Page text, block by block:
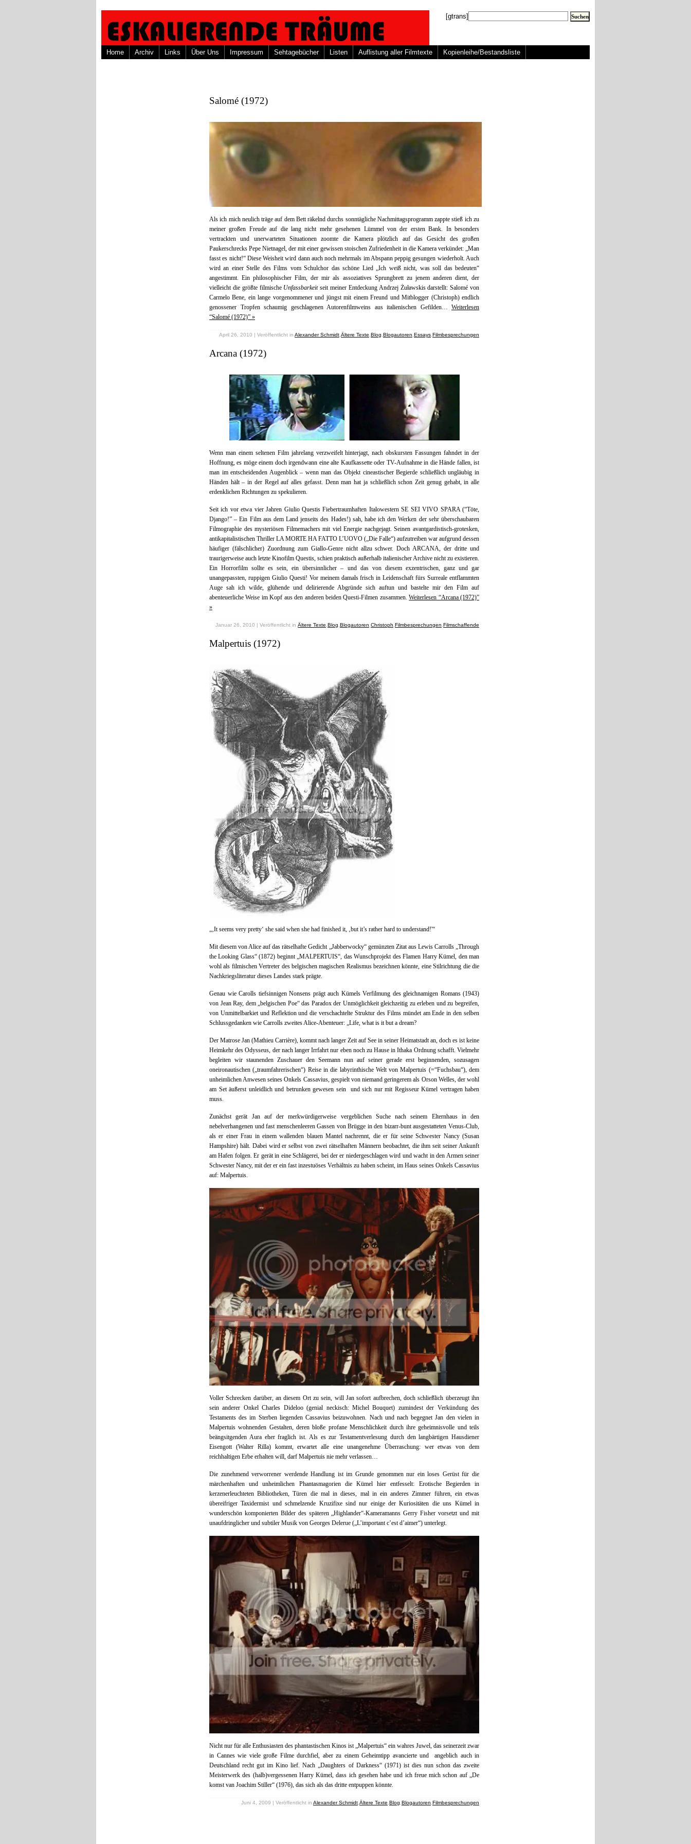
[gtrans]
Home Archiv Links Über Uns Impressum Sehtagebücher Listen Auflistung aller Filmtexte Kopienleihe/Bestandsliste
Salomé (1972)
Als ich mich neulich träge auf dem Bett räkelnd durchs sonntägliche Nachmittagsprogramm zappte stieß ich zu
meiner großen Freude auf die lang nicht mehr gesehenen Lümmel von der ersten Bank. In besonders
vertrackten und unerwarteten Situationen zoomte die Kamera plötzlich auf das Gesicht des großen
Paukerschrecks Pepe Nietnagel, der mit einer gewissen stoischen Zufriedenheit in die Kamera verkündet: „Man
fasst es nicht!“ Diese Weisheit wird dann auch noch mehrmals im Abspann peppig gesungen wiederholt. Auch
wird an einer Stelle des Films vom Schulchor das schöne Lied „Ich weiß nicht, was soll das bedeuten“
angestimmt. Ein philosophischer Film, der mir als assoziatives Sprungbrett zu jenem anderen dient, der
vielleicht die größte filmische Unfassbarkeitseit meiner Entdeckung Andrzej Żuławskis darstellt: Salomé von
Carmelo Bene, ein lange vorgenommener und jüngst mit einem Freund und Mitblogger (Christoph) endlich
genossener Tropfen schaumig geschlagenen Autorenfilmweins aus italienischen Gefilden… Weiterlesen
“Salomé (1972)” »
April 26, 2010 | Veröffentlicht in Alexander Schmidt Ältere Texte Blog Blogautoren Essays Filmbesprechungen
Arcana (1972)
Wenn man einem seltenen Film jahrelang verzweifelt hinterjagt, nach obskursten Fassungen fahndet in der
Hoffnung, es möge einem doch irgendwann eine alte Kaufkassette oder TV-Aufnahme in die Hände fallen, ist
man im entscheidenden Augenblick – wenn man das Objekt cineastischer Begierde schließlich ungläubig in
Händen hält – in der Regel auf alles gefasst. Denn man hat ja schließlich schon Zeit genug gehabt, in alle
erdenklichen Richtungen zu spekulieren.
Seit ich vor etwa vier Jahren Giulio Questis Fiebertraumhaften Italowestern SE SEI VIVO SPARA (“Töte,
Django!” – Ein Film aus dem Land jenseits des Hades!) sah, habe ich den Werken der sehr überschaubaren
Filmographie des mysteriösen Filmemachers mit viel Energie nachgejagt. Seinen avantgardistisch-grotesken,
antikapitalistischen Thriller LA MORTE HA FATTO L’UOVO („Die Falle“) aufzutreiben war aufgrund dessen
häufiger (fälschlicher) Zuordnung zum Giallo-Genre nicht allzu schwer. Doch ARCANA, der dritte und
traurigerweise auch letzte Kinofilm Questis, schien praktisch außerhalb italienischer Archive nicht zu existieren.
Ein Horrorfilm sollte es sein, ein übersinnlicher – und das von diesem exzentrischen, ganz und gar
unangepassten, ruppigen Giulio Questi! Vor meinem damals frisch in Leidenschaft fürs Surreale entflammten
Auge sah ich wilde, glühende und delirierende Abgründe sich auftun und bastelte mir den Film auf
abenteuerliche Weise im Kopf aus den anderen beiden Questi-Filmen zusammen.Weiterlesen “Arcana (1972)”
»
Januar 26, 2010 | Veröffentlicht in Ältere Texte Blog Blogautoren Christoph Filmbesprechungen Filmschaffende
Malpertuis (1972)
„‚It seems very pretty‘ she said when she had finished it, ‚but it’s rather hard to understand!'“
Mit diesem von Alice auf das rätselhafte Gedicht „Jabberwocky“ gemünzten Zitat aus Lewis Carrolls „Through
the Looking Glass“ (1872) beginnt „MALPERTUIS“, das Wunschprojekt des Flamen Harry Kümel, den man
wohl als filmischen Vertreter des belgischen magischen Realismus bezeichnen könnte, eine Stilrichtung die die
Nachkriegsliteratur dieses Landes stark prägte.
Genau wie Carolls tiefsinnigen Nonsens prägt auch Kümels Verfilmung des gleichnamigen Romans (1943)
von Jean Ray, dem „belgischen Poe“ das Paradox der Unmöglichkeit gleichzeitig zu erleben und zu begreifen,
von Unmittelbarkiet und Reflektion und die verschachtelte Struktur des Films mündet am Ende in den selben
Schlussgedanken wie Carrolls zweites Alice-Abenteuer: „Life, what is it but a dream?
Der Matrose Jan (Mathieu Carrière), kommt nach langer Zeit auf See in seiner Heimatstadt an, doch es ist keine
Heimkehr des Odysseus, der nach langer Irrfahrt nur eben noch zu Hause in Ithaka Ordnung schafft. Vielmehr
begleiten wir staunenden Zuschauer den Seemann nun auf seiner gerade erst beginnenden, sozusagen
oneironautischen („traumfahrerischen“) Reise in die labyrinthische Welt von Malpertuis (=“Fuchsbau“), dem
unheimlichen Anwesen seines Onkels Cassavius, gespielt von niemand geringerem als Orson Welles, der wohl
am Set äußerst unleidlich und betrunken gewesen sein und sich nur mit Regisseur Kümel vertragen haben
muss.
Zunächst gerät Jan auf der merkwürdigerweise vergeblichen Suche nach seinem Elternhaus in den
nebelverhangenen und fast menschenleeren Gassen von Brügge in den bizarr-bunt ausgestatteten Venus-Club,
als er einer Frau in einem wallenden blauen Mantel nachrennt, die er für seine Schwester Nancy (Susan
Hampshire) hält. Dabei wird er selbst von zwei rätselhaften Männern beobachtet, die ihm seit seiner Ankunft
am Hafen folgen. Er gerät in eine Schlägerei, bei der er niedergeschlagen wird und wacht in den Armen seiner
Schwester Nancy, mit der er ein fast inzestuöses Verhältnis zu haben scheint, im Haus seines Onkels Cassavius
auf: Malpertuis.
Voller Schrecken darüber, an diesem Ort zu sein, will Jan sofort aufbrechen, doch schließlich überzeugt ihn
sein anderer Onkel Charles Dideloo (genial neckisch: Michel Bouquet) zumindest der Verkündung des
Testaments des im Sterben liegenden Cassavius beizuwohnen. Nach und nach begegnet Jan den vielen in
Malpertuis wohnenden Gestalten, deren bloße profane Menschlichkeit durch ihre geheimnisvolle und teils
beängsitgenden Aura eher fraglich ist. Als es zur Testamentverlesung durch den langbärtigen Hausdiener
Eisengott (Walter Rilla) kommt, erwartet alle eine unangenehme Überraschung: wer etwas von dem
reichhaltigen Erbe erhalten will, darf Malpertuis nie mehr verlassen…
Die zunehmend verworrener werdende Handlung ist im Grunde genommen nur ein loses Gerüst für die
märchenhaften und unheimlichen Phantasmagorien die Kümel hier entfesselt: Erotische Begierden in
kerzenerleuchteten Bibliotheken, Türen die mal in dieses, mal in ein anderes Zimmer führen, ein etwas
übereifriger Taxidermist und schmelzende Kruzifixe sind nur einige der Kuriositäten die uns Kümel in
wunderschön komponierten Bilder des späteren „Highlander“-Kameramanns Gerry Fisher vorsetzt und mit
unaufdringlicher und subtiler Musik von Georges Delerue („L’important c’est d’aimer“) unterlegt.
Nicht nur für alle Enthusiasten des phantastischen Kinos ist „Malpertuis“ ein wahres Juwel, das seinerzeit zwar
in Cannes wie viele große Filme durchfiel, aber zu einem Geheimtipp avancierte und angeblich auch in
Deutschland recht gut im Kino lief. Nach „Daughters of Darkness“ (1971) ist dies nun schon das zweite
Meisterwerk des (halb)vergessenen Harry Kümel, dass ich gesehen habe und ich freue mich schon auf „De
komst van Joachim Stiller“ (1976), das sich als das dritte entpuppen könnte.
Juni 4, 2009 | Veröffentlicht in Alexander Schmidt Ältere Texte Blog Blogautoren Filmbesprechungen